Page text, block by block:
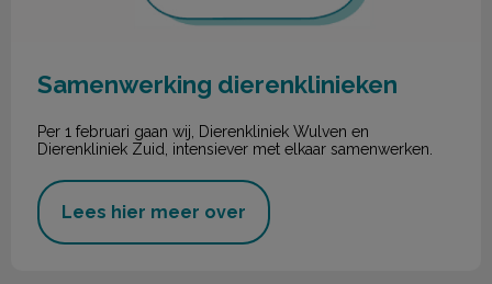
Samenwerking dierenklinieken
Per 1 februari gaan wij, Dierenkliniek Wulven en
Dierenkliniek Zuid, intensiever met elkaar samenwerken.
Lees hier meer over